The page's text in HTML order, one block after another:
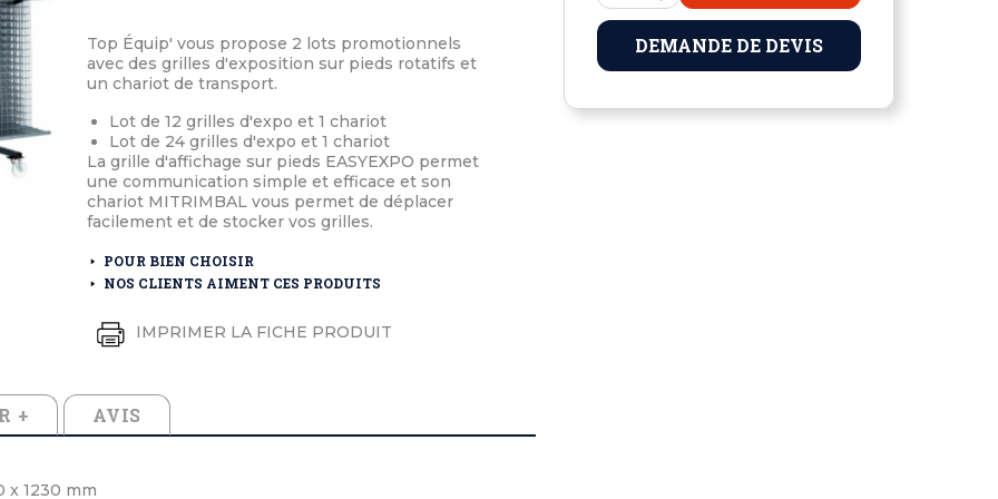
extérieurs
extérieurs
et médaille d'honneur
fanion
cérémonies
Top Équip' vous propose 2 lots promotionnels
avec des grilles d'exposition sur pieds rotatifs et
un chariot de transport.
Lot de 12 grilles d'expo et 1 chariot
Lot de 24 grilles d'expo et 1 chariot
La grille d'affichage sur pieds EASYEXPO permet
une communication simple et efficace et son
chariot MITRIMBAL vous permet de déplacer
facilement et de stocker vos grilles.
POUR BIEN CHOISIR
NOS CLIENTS AIMENT CES PRODUITS
IMPRIMER LA FICHE PRODUIT
+ AVIS
x 1230 mm
DEMANDE DE DEVIS